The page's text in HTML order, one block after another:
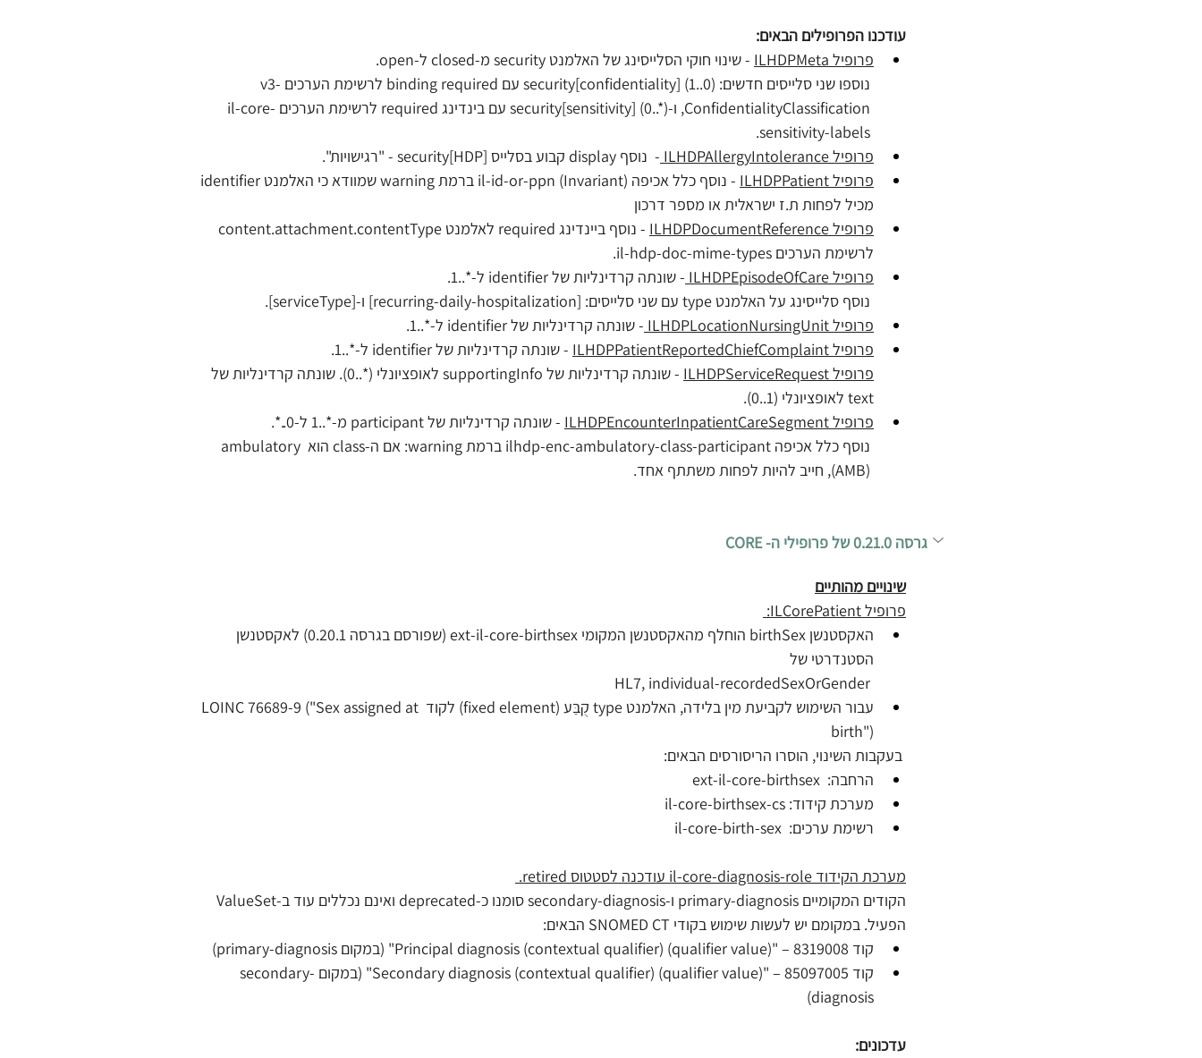
עודכנו הפרופילים הבאים:
פרופיל ILHDPMeta
- שינוי חוקי הסלייסינג של האלמנט security מ-closed ל-open.
נוספו שני סלייסים חדשים: security[confidentiality] (1..0) עם binding required לרשימת הערכים v3-
ConfidentialityClassification, ו-security[sensitivity] (0..*) עם בינדינג required לרשימת הערכים il-core-
sensitivity-labels.
פרופיל ILHDPAllergyIntolerance
-  נוסף display קבוע בסלייס security[HDP] - "רגישויות".
פרופיל ILHDPPatient
מכיל לפחות ת.ז ישראלית או מספר דרכון
פרופיל ILHDPDocumentReference
לרשימת הערכים il-hdp-doc-mime-types.
פרופיל ILHDPEpisodeOfCare
- שונתה קרדינליות של identifier ל-*..1.
נוסף סלייסינג על האלמנט type עם שני סלייסים: [recurring-daily-hospitalization] ו-[serviceType].
פרופיל ILHDPLocationNursingUnit
- שונתה קרדינליות של identifier ל-*..1.
פרופיל ILHDPPatientReportedChiefComplaint
- שונתה קרדינליות של identifier ל-*..1.
פרופיל ILHDPServiceRequest
- שונתה קרדינליות של supportingInfo לאופציונלי (*..0). שונתה קרדינליות של
text לאופציונלי (1..0).
פרופיל ILHDPEncounterInpatientCareSegment
- שונתה קרדינליות של participant מ-*..1 ל-0..*.
נוסף כלל אכיפה ilhdp-enc-ambulatory-class-participant ברמת warning: אם ה-class הוא ambulatory
(AMB), חייב להיות לפחות משתתף אחד.
​גרסה 0.21.0 של פרופילי ה- CORE
שינויים מהותיים
פרופיל ILCorePatient:
האקסטנשן birthSex הוחלף מהאקסטנשן המקומי ext-il-core-birthsex (שפורסם בגרסה 0.20.1) לאקסטנשן
הסטנדרטי של
עבור השימוש לקביעת מין בלידה, האלמנט type קֻבַּע (fixed element) לקוד LOINC 76689-9 ("Sex assigned at
birth")
בעקבות השינוי, הוסרו הריסורסים הבאים:
הרחבה:  ext-il-core-birthsex
מערכת קידוד: il-core-birthsex-cs
רשימת ערכים:  il-core-birth-sex
מערכת הקידוד il-core-diagnosis-role עודכנה לסטטוס retired.
הפעיל. במקומם יש לעשות שימוש בקודי SNOMED CT הבאים:
קוד 8319008 – "Principal diagnosis (contextual qualifier) (qualifier value)" (במקום primary-diagnosis)
קוד 85097005 – "Secondary diagnosis (contextual qualifier) (qualifier value)" (במקום secondary-
diagnosis)
עדכונים: